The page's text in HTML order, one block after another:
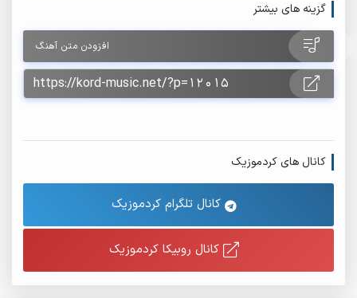
گزینه های بیشتر
افزودن متن آهنگ
کانال های کردموزیک
کانال تلگرام کردموزیک
کانال روبیکا کردموزیک